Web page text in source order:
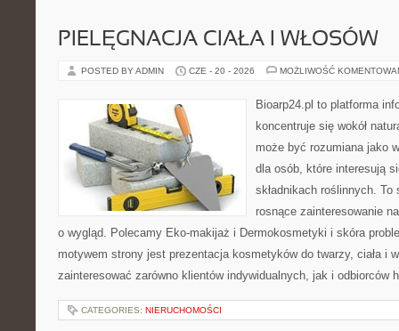
PIELĘGNACJA CIAŁA I WŁOSÓW
POSTED BY ADMIN CZE - 20 - 2026 MOŻLIWOŚĆ
Bioarp24.pl to platforma
koncentruje się wokół
może być rozumiana jako
dla osób, które interesują
składnikach roślinnych.
rosnące zainteresowanie
o wygląd. Polecamy Eko-makijaż i Dermokosmetyki i skóra
motywem strony jest prezentacja kosmetyków do twarzy, ciała i
zainteresować zarówno klientów indywidualnych, jak i
CATEGORIES: NIERUCHOMOŚCI